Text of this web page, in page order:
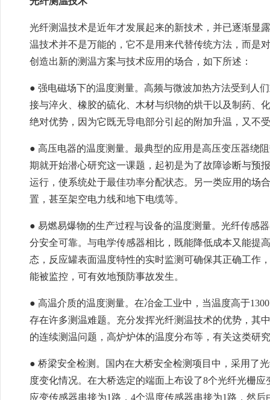
光纤测温技术是近年才发展起来的新技术，并已逐渐显
温技术并不是万能的，它不是用来代替传统方法，而是
创造出新的测温方案与技术应用的场合，如下所述：
● 强电磁场下的温度测量。高频与微波加热方法受到人
接与淬火、橡胶的硫化、木材与织物的烘干以及制药、
绝对优势，因为它既无导电部分引起的附加升温，又不
● 高压电器的温度测量。最典型的应用是高压变压器绕
期就开始潜心研究这一课题，起初是为了故障诊断与预
运行，使系统处于最佳功率分配状态。另一类应用的场
置，甚至架空电力线和地下电缆等。
● 易燃易爆物的生产过程与设备的温度测量。光纤传感
分安全可靠。与电学传感器相比，既能降低成本又能提
态，反应罐表面温度特性的实时监测可确保其正确工作
能被监控，可有效地预防事故发生。
● 高温介质的温度测量。在冶金工业中，当温度高于
存在许多测温难题。充分发挥光纤测温技术的优势，其
的连续测温问题，高炉炉体的温度分布等，有关这类研
● 桥梁安全检测。国内在大桥安全检测项目中，采用了
度变化情况。在大桥选定的端面上布设了8个光纤光栅
应变传感器串接为1路，4个温度传感器串接为1路，然